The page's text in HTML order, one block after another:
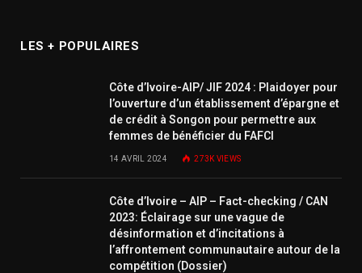
LES + POPULAIRES
Côte d’Ivoire-AIP/ JIF 2024 : Plaidoyer pour
l’ouverture d’un établissement d’épargne et
de crédit à Songon pour permettre aux
femmes de bénéficier du FAFCI
14 AVRIL 2024 273KVIEWS
Côte d’Ivoire – AIP – Fact-checking / CAN
2023: Éclairage sur une vague de
désinformation et d’incitations à
l’affrontement communautaire autour de la
compétition (Dossier)